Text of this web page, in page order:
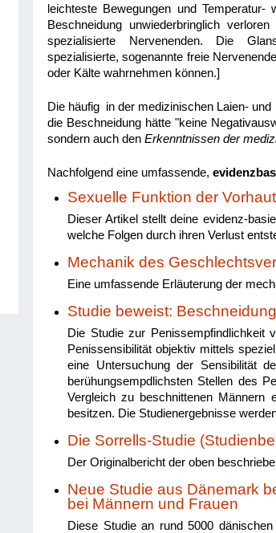
leichteste Bewegungen und
Beschneidung unwiederbringlich
spezialisierte Nervenenden. Die
spezialisierte, sogenannte freie
oder Kälte wahrnehmen können.]
Die häufig in der medizinischen Laien-
die Beschneidung hätte "keine
sondern auch den Erkenntnissen der
Nachfolgend eine umfassende,
Sexuelle Funktion der
Dieser Artikel stellt deine evidenz-
welche Folgen durch ihren Verlust
Mechanik des
Eine umfassende Erläuterung der
Studie beweist:
Die Studie zur
Penissensibilität objektiv mittels
eine Untersuchung der Sensibilität
berühungsempdlichsten Stellen des
Vergleich zu beschnittenen
besitzen. Die Studienergebnisse
Die Sorrells-Studie
Der Originalbericht der oben
Neue Studie aus Dänemark
bei Männern und Frauen
Diese Studie an rund 5000